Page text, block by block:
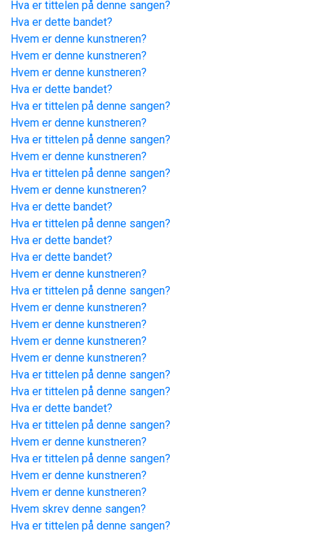
Hva er tittelen på denne sangen?
Hva er dette bandet?
Hvem er denne kunstneren?
Hvem er denne kunstneren?
Hvem er denne kunstneren?
Hva er dette bandet?
Hva er tittelen på denne sangen?
Hvem er denne kunstneren?
Hva er tittelen på denne sangen?
Hvem er denne kunstneren?
Hva er tittelen på denne sangen?
Hvem er denne kunstneren?
Hva er dette bandet?
Hva er tittelen på denne sangen?
Hva er dette bandet?
Hva er dette bandet?
Hvem er denne kunstneren?
Hva er tittelen på denne sangen?
Hvem er denne kunstneren?
Hvem er denne kunstneren?
Hvem er denne kunstneren?
Hvem er denne kunstneren?
Hva er tittelen på denne sangen?
Hva er tittelen på denne sangen?
Hva er dette bandet?
Hva er tittelen på denne sangen?
Hvem er denne kunstneren?
Hva er tittelen på denne sangen?
Hvem er denne kunstneren?
Hvem er denne kunstneren?
Hvem skrev denne sangen?
Hva er tittelen på denne sangen?